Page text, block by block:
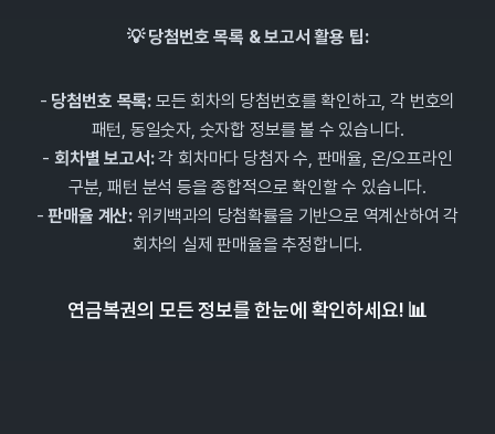
💡 당첨번호 목록 & 보고서 활용 팁:
- 당첨번호 목록:모든 회차의 당첨번호를 확인하고, 각 번호의
패턴, 동일숫자, 숫자합 정보를 볼 수 있습니다.
-회차별 보고서:각 회차마다 당첨자 수, 판매율, 온/오프라인
구분, 패턴 분석 등을 종합적으로 확인할 수 있습니다.
-판매율 계산: 위키백과의 당첨확률을 기반으로 역계산하여 각
회차의 실제 판매율을 추정합니다.
연금복권의 모든 정보를 한눈에 확인하세요! 📊